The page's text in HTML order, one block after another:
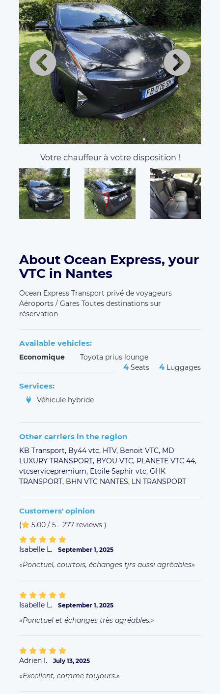
Votre chauffeur à votre disposition !
About Ocean Express, your
VTC in Nantes
Ocean Express Transport privé de voyageurs
Aéroports / Gares Toutes destinations sur
réservation
Available vehicles:
Economique Toyota prius lounge
4 Seats 4 Luggages
Services:
Véhicule hybride
Other carriers in the region
KB Transport, By44 vtc, HTV, Benoit VTC, MD
LUXURY TRANSPORT, BYOU VTC, PLANETE VTC 44,
vtcservicepremium, Etoile Saphir vtc, GHK
TRANSPORT, BHN VTC NANTES, LN TRANSPORT
Customers' opinion
( 5.00 / 5 - 277 reviews )
Isabelle L. September 1, 2025
Ponctuel, courtois, échanges tjrs aussi agréables
Isabelle L. September 1, 2025
Ponctuel et échanges très agréables.
Adrien I. July 13, 2025
Excellent, comme toujours.